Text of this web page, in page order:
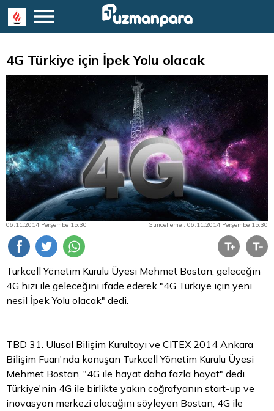
4G Türkiye için İpek Yolu olacak
06.11.2014 Perşembe 15:30 Güncelleme : 06.11.2014 Perşembe 15:30
Turkcell Yönetim Kurulu Üyesi Mehmet Bostan, geleceğin
4G hızı ile geleceğini ifade ederek "4G Türkiye için yeni
nesil İpek Yolu olacak" dedi.
TBD 31. Ulusal Bilişim Kurultayı ve CITEX 2014 Ankara
Bilişim Fuarı'nda konuşan Turkcell Yönetim Kurulu Üyesi
Mehmet Bostan, "4G ile hayat daha fazla hayat" dedi.
Türkiye'nin 4G ile birlikte yakın coğrafyanın start-up ve
inovasyon merkezi olacağını söyleyen Bostan, 4G ile